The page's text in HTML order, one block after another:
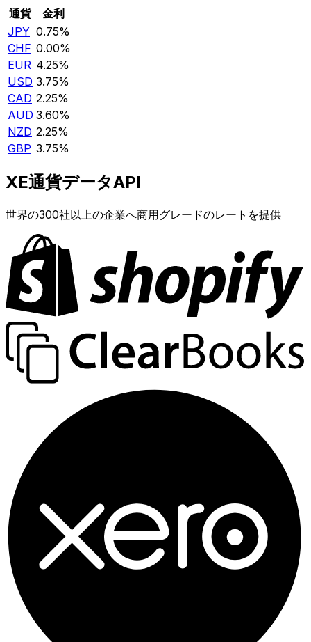
通貨
金利
JPY 0.75%
CHF 0.00%
EUR 4.25%
USD 3.75%
CAD 2.25%
AUD 3.60%
NZD 2.25%
GBP 3.75%
XE通貨データAPI
世界の300社以上の企業へ商用グレードのレートを提供